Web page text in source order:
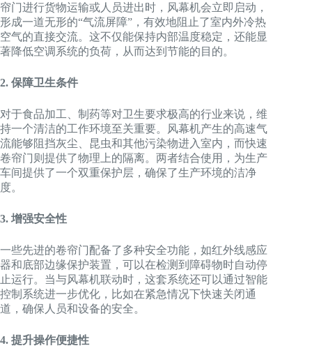
帘门进行货物运输或人员进出时，风幕机会立即启动，
形成一道无形的“气流屏障”，有效地阻止了室内外冷热
空气的直接交流。这不仅能保持内部温度稳定，还能显
著降低空调系统的负荷，从而达到节能的目的。
2. 保障卫生条件
对于食品加工、制药等对卫生要求极高的行业来说，维
持一个清洁的工作环境至关重要。风幕机产生的高速气
流能够阻挡灰尘、昆虫和其他污染物进入室内，而快速
卷帘门则提供了物理上的隔离。两者结合使用，为生产
车间提供了一个双重保护层，确保了生产环境的洁净
度。
3. 增强安全性
一些先进的卷帘门配备了多种安全功能，如红外线感应
器和底部边缘保护装置，可以在检测到障碍物时自动停
止运行。当与风幕机联动时，这套系统还可以通过智能
控制系统进一步优化，比如在紧急情况下快速关闭通
道，确保人员和设备的安全。
4. 提升操作便捷性